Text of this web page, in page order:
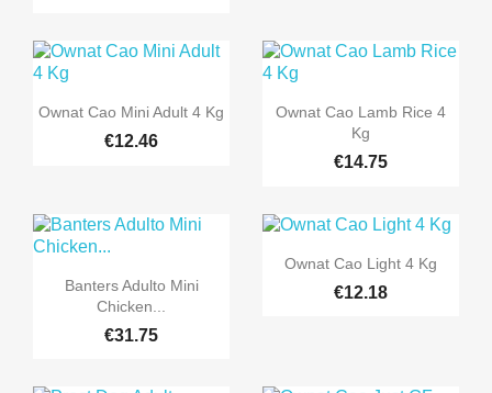
 Quick view
Ownat Cao Mini Adult 4 Kg
€12.46
 Quick view
Ownat Cao Lamb Rice 4
Kg
€14.75
 Quick view
Banters Adulto Mini
Chicken...
€31.75
 Quick view
Ownat Cao Light 4 Kg
€12.18